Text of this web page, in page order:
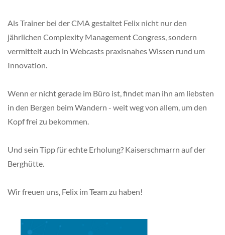
Als Trainer bei der CMA gestaltet Felix nicht nur den
jährlichen Complexity Management Congress, sondern
vermittelt auch in Webcasts praxisnahes Wissen rund um
Innovation.
Wenn er nicht gerade im Büro ist, findet man ihn am liebsten
in den Bergen beim Wandern - weit weg von allem, um den
Kopf frei zu bekommen.
Und sein Tipp für echte Erholung? Kaiserschmarrn auf der
Berghütte.
Wir freuen uns, Felix im Team zu haben!